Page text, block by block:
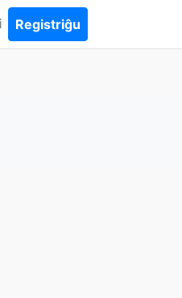
Registriĝu